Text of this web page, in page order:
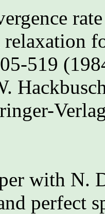
relaxation
519
with N.
perfect